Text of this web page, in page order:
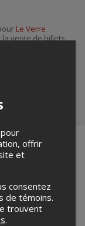
Le Verre
la vente de billets
veuillez
Bouteille
pas un
offrir
et
consentez
de témoins.
trouvent
.